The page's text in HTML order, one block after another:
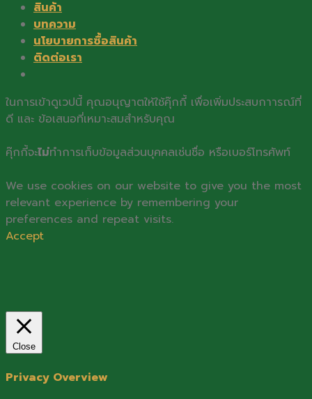
สินค้า
บทความ
นโยบายการซื้อสินค้า
ติดต่อเรา
ในการเข้าดูเวปนี้ คุณอนุญาตให้ใช้คุ๊กกี้ เพื่อเพิ่มประสบกาารณ์ที่
ดี และ ข้อเสนอที่เหมาะสมสำหรับคุณ
คุ๊กกี้จะไม่ทำการเก็บข้อมูลส่วนบุคคลเช่นชื่อ หรือเบอร์โทรศัพท์
We use cookies on our website to give you the most
relevant experience by remembering your
preferences and repeat visits.
Accept
Close
Privacy Overview